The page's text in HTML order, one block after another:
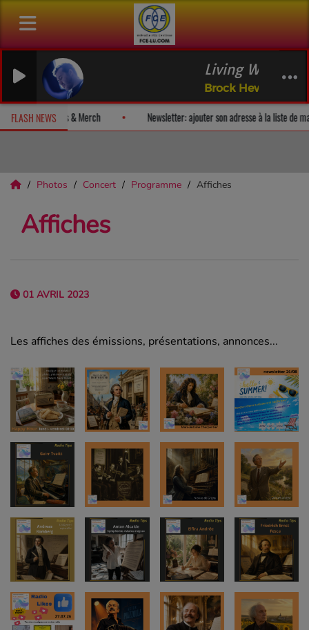
Living Waters
Brock Hewitt: Stories in Sound
FLASH NEWS
surprise! Fan Releases & Merch Newsletter: ajouter
Photos Concert Programme Affiches
Affiches
01 AVRIL 2023
Les affiches des émissions, présentations, annonces...